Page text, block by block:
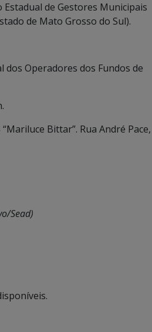
Estadual de Gestores Municipais
de Mato Grosso do Sul).
dos Operadores dos Fundos de
Bittar”. Rua André Pace,
Sead)